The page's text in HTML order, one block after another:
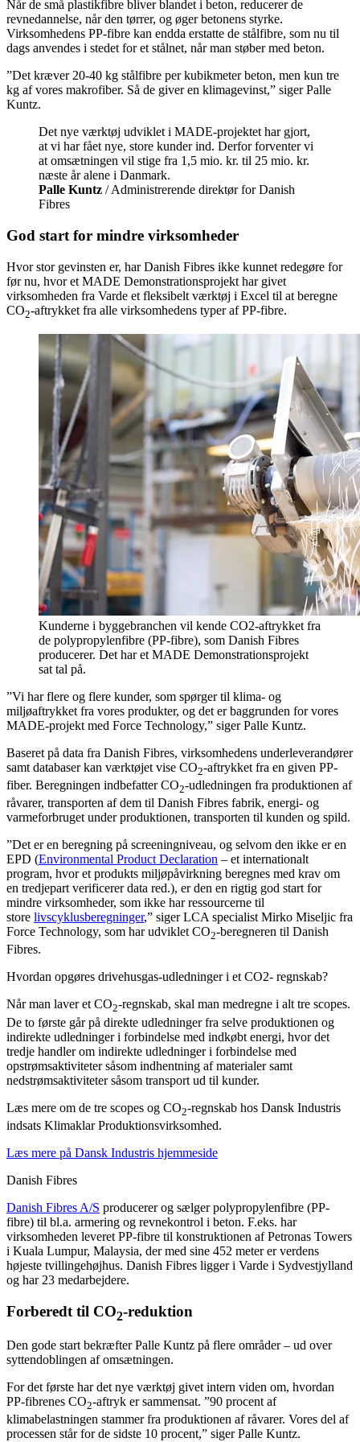
Når de små plastikfibre bliver blandet i beton, reducerer de
revnedannelse, når den tørrer, og øger betonens styrke.
Virksomhedens PP-fibre kan endda erstatte de stålfibre, som nu til
dags anvendes i stedet for et stålnet, når man støber med beton.
”Det kræver 20-40 kg stålfibre per kubikmeter beton, men kun tre
kg af vores makrofiber. Så de giver en klimagevinst,” siger Palle
Kuntz.
Det nye værktøj udviklet i MADE-projektet har gjort,
at vi har fået nye, store kunder ind. Derfor forventer vi
at omsætningen vil stige fra 1,5 mio. kr. til 25 mio. kr.
næste år alene i Danmark.
Palle Kuntz / Administrerende direktør for Danish
Fibres
God start for mindre virksomheder
Hvor stor gevinsten er, har Danish Fibres ikke kunnet redegøre for
før nu, hvor et MADE Demonstrationsprojekt har givet
virksomheden fra Varde et fleksibelt værktøj i Excel til at beregne
CO2-aftrykket fra alle virksomhedens typer af PP-fibre.
Kunderne i byggebranchen vil kende CO2-aftrykket fra
de polypropylenfibre (PP-fibre), som Danish Fibres
producerer. Det har et MADE Demonstrationsprojekt
sat tal på.
”Vi har flere og flere kunder, som spørger til klima- og
miljøaftrykket fra vores produkter, og det er baggrunden for vores
MADE-projekt med Force Technology,” siger Palle Kuntz.
Baseret på data fra Danish Fibres, virksomhedens underleverandører
samt databaser kan værktøjet vise CO2-aftrykket fra en given PP-
fiber. Beregningen indbefatter CO2-udledningen fra produktionen af
råvarer, transporten af dem til Danish Fibres fabrik, energi- og
varmeforbruget under produktionen, transporten til kunden og spild.
”Det er en beregning på screeningniveau, og selvom den ikke er en
EPD (Environmental Product Declaration – et internationalt
program, hvor et produkts miljøpåvirkning beregnes med krav om
en tredjepart verificerer data red.), er den en rigtig god start for
mindre virksomheder, som ikke har ressourcerne til
store livscyklusberegninger,” siger LCA specialist Mirko Miseljic fra
Force Technology, som har udviklet CO2-beregneren til Danish
Fibres.
Hvordan opgøres drivehusgas-udledninger i et CO2- regnskab?
Når man laver et CO2-regnskab, skal man medregne i alt tre scopes.
De to første går på direkte udledninger fra selve produktionen og
indirekte udledninger i forbindelse med indkøbt energi, hvor det
tredje handler om indirekte udledninger i forbindelse med
opstrømsaktiviteter såsom indhentning af materialer samt
nedstrømsaktiviteter såsom transport ud til kunder.
Læs mere om de tre scopes og CO2-regnskab hos Dansk Industris
indsats Klimaklar Produktionsvirksomhed.
Læs mere på Dansk Industris hjemmeside
Danish Fibres
Danish Fibres A/S producerer og sælger polypropylenfibre (PP-
fibre) til bl.a. armering og revnekontrol i beton. F.eks. har
virksomheden leveret PP-fibre til konstruktionen af Petronas Towers
i Kuala Lumpur, Malaysia, der med sine 452 meter er verdens
højeste tvillingehøjhus. Danish Fibres ligger i Varde i Sydvestjylland
og har 23 medarbejdere.
Forberedt til CO2-reduktion
Den gode start bekræfter Palle Kuntz på flere områder – ud over
syttendoblingen af omsætningen.
For det første har det nye værktøj givet intern viden om, hvordan
PP-fibrenes CO2-aftryk er sammensat. ”90 procent af
klimabelastningen stammer fra produktionen af råvarer. Vores del af
processen står for de sidste 10 procent,” siger Palle Kuntz.